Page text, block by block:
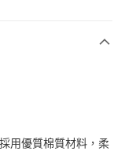
用優質棉質材料，柔